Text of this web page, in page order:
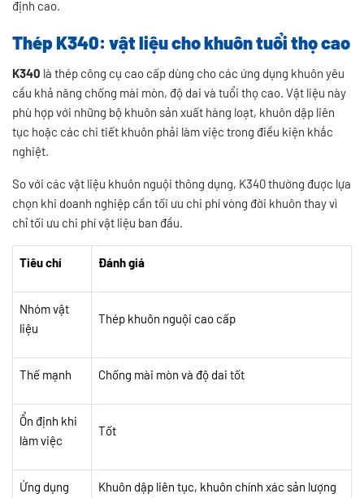
định cao.
Thép K340: vật liệu cho khuôn tuổi thọ cao
K340 là thép công cụ cao cấp dùng cho các ứng dụng khuôn yêu
cầu khả năng chống mài mòn, độ dai và tuổi thọ cao. Vật liệu này
phù hợp với những bộ khuôn sản xuất hàng loạt, khuôn dập liên
tục hoặc các chi tiết khuôn phải làm việc trong điều kiện khắc
nghiệt.
So với các vật liệu khuôn nguội thông dụng, K340 thường được lựa
chọn khi doanh nghiệp cần tối ưu chi phí vòng đời khuôn thay vì
chỉ tối ưu chi phí vật liệu ban đầu.
Tiêu chí Đánh giá
Nhóm vật
liệu
Thép khuôn nguội cao cấp
Thế mạnh Chống mài mòn và độ dai tốt
Ổn định khi
làm việc
Tốt
Ứng dụng
Khuôn dập liên tục, khuôn chính xác sản lượng